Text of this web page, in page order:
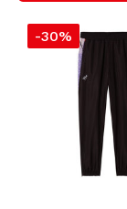
-30%